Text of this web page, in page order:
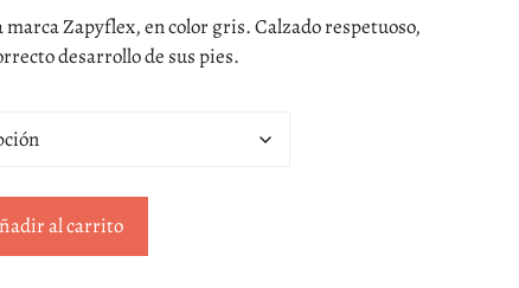
marca Zapyflex, en color gris. Calzado respetuoso,
desarrollo de sus pies.
al carrito